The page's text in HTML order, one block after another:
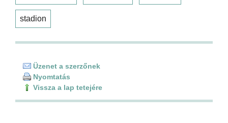
stadion
Üzenet a szerzőnek
Nyomtatás
Vissza a lap tetejére